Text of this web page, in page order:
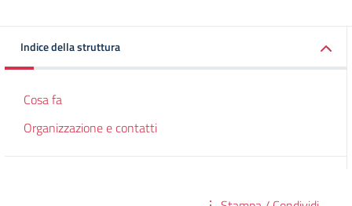
Indice della struttura
Cosa fa
Organizzazione e contatti